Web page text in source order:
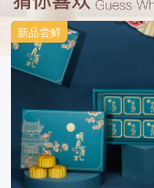
新品尝鲜